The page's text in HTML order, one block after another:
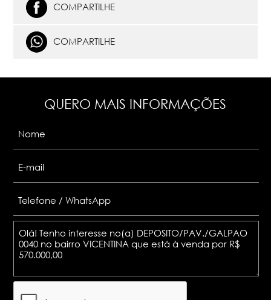
COMPARTILHE
COMPARTILHE
QUERO MAIS INFORMAÇÕES